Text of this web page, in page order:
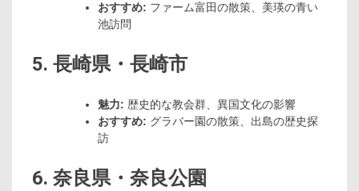
おすすめ: ファーム富田の散策、美瑛の青い
池訪問
5. 長崎県・長崎市
魅力: 歴史的な教会群、異国文化の影響
おすすめ: グラバー園の散策、出島の歴史探
訪
6. 奈良県・奈良公園